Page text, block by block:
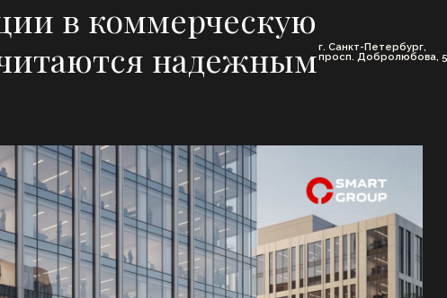
Заказать звонок
г. Санкт-Петербург,
просп. Добролюбова, 5/1
в коммерческую
надежным